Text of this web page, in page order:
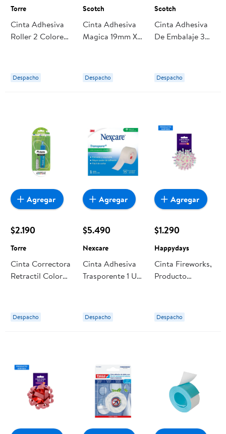
Torre
Cinta Adhesiva
Roller 2 Colores
Despacho
Scotch
Cinta Adhesiva
Magica 19mm X
Despacho
Scotch
Cinta Adhesiva
De Embalaje 3m
Despacho
$2.190
Torre
Cinta Correctora
Retractil Colores
Despacho
Agregar
$5.490
Nexcare
Cinta Adhesiva
Trasporente 1 Un
Despacho
Agregar
$1.290
Happydays
Cinta Fireworks,
Producto
Despacho
Agregar